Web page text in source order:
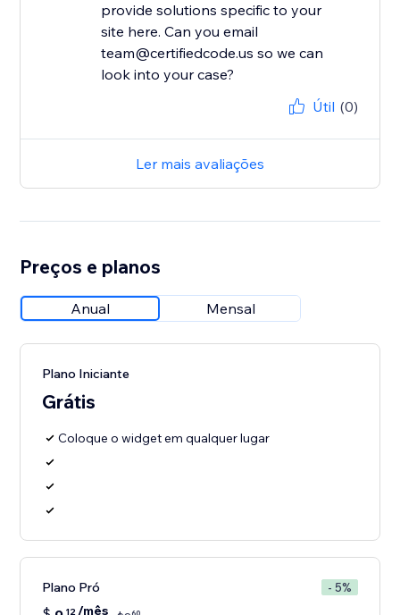
provide solutions specific to your
site here. Can you email
team@certifiedcode.us so we can
Útil (0)
Ler mais avaliações
Preços e planos
Anual Mensal
Plano Iniciante
Grátis
Coloque o widget em qualquer lugar
Plano Pró - 5%
12/mês